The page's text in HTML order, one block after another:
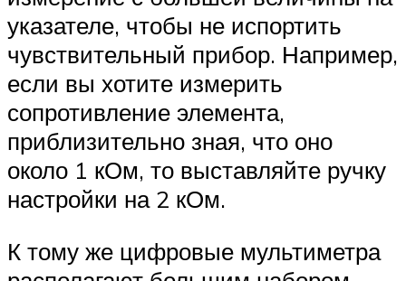
указателе, чтобы не испортить
чувствительный прибор. Например,
если вы хотите измерить
сопротивление элемента,
приблизительно зная, что оно
около 1 кОм, то выставляйте ручку
настройки на 2 кОм.
К тому же цифровые мультиметра